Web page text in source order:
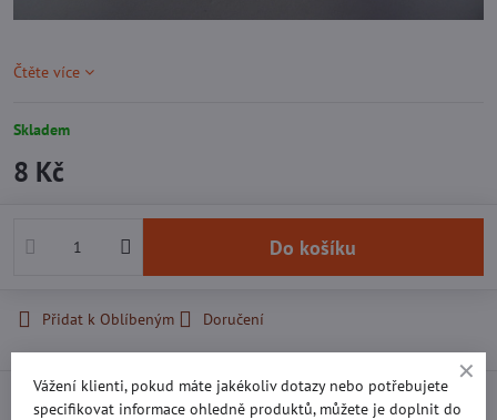
Čtěte více
Skladem
8 Kč
Do košíku
Přidat k Oblíbeným Doručení
Vážení klienti, pokud máte jakékoliv dotazy nebo potřebujete
specifikovat informace ohledně produktů, můžete je doplnit do